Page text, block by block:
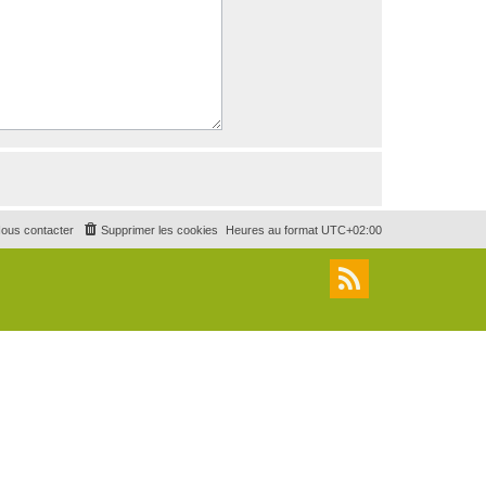
Heures au format UTC+02:00
Supprimer les cookies
contacter